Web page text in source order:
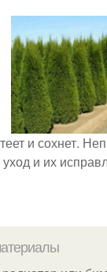
и сохнет.
уход и их